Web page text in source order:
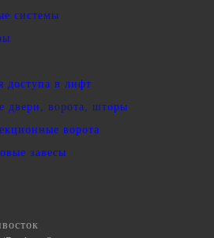
системы
доступа в лифт
двери, ворота, шторы
ворота
завесы